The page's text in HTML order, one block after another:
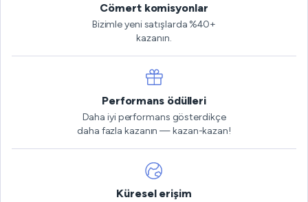
Cömert komisyonlar
Bizimle yeni satışlarda %40+
kazanın.
Performans ödülleri
Daha iyi performans gösterdikçe
daha fazla kazanın — kazan-kazan!
Küresel erişim